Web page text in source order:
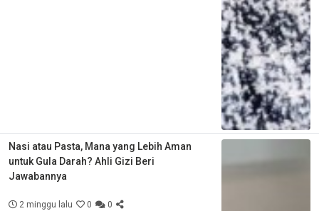
Nasi atau Pasta, Mana yang Lebih Aman
untuk Gula Darah? Ahli Gizi Beri
Jawabannya
2 minggu lalu 0 0